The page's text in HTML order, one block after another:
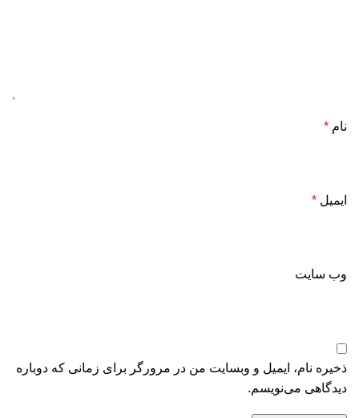
نام *
ایمیل *
وب‌ سایت
ذخیره نام، ایمیل و وبسایت من در مرورگر برای زمانی که دوباره
دیدگاهی می‌نویسم.